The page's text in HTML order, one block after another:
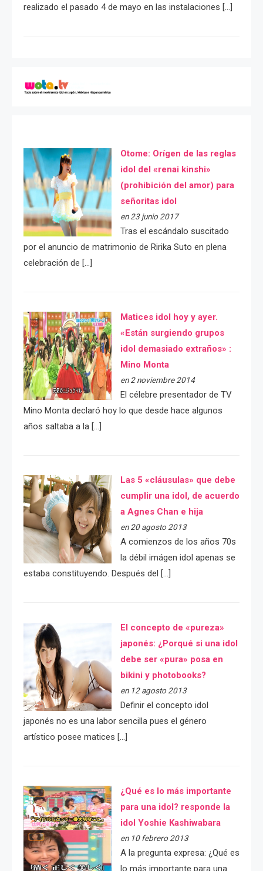
realizado el pasado 4 de mayo en las instalaciones […]
Otome: Orígen de las reglas
idol del «renai kinshi»
(prohibición del amor) para
señoritas idol
en 23 junio 2017
Tras el escándalo suscitado
por el anuncio de matrimonio de Ririka Suto en plena
celebración de […]
Matices idol hoy y ayer.
«Están surgiendo grupos
idol demasiado extraños» :
Mino Monta
en 2 noviembre 2014
El célebre presentador de TV
Mino Monta declaró hoy lo que desde hace algunos
años saltaba a la […]
Las 5 «cláusulas» que debe
cumplir una idol, de acuerdo
a Agnes Chan e hija
en 20 agosto 2013
A comienzos de los años 70s
la débil imágen idol apenas se
estaba constituyendo. Después del […]
El concepto de «pureza»
japonés: ¿Porqué si una idol
debe ser «pura» posa en
bikini y photobooks?
en 12 agosto 2013
Definir el concepto idol
japonés no es una labor sencilla pues el género
artístico posee matices […]
¿Qué es lo más importante
para una idol? responde la
idol Yoshie Kashiwabara
en 10 febrero 2013
A la pregunta expresa: ¿Qué es
lo más importante para una